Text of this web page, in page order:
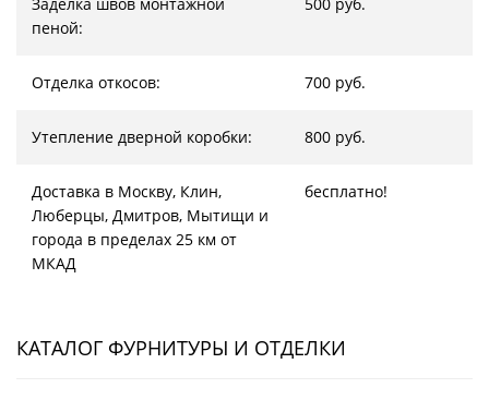
пеной:
Отделка откосов: 700 руб.
Утепление дверной коробки: 800 руб.
Доставка в Москву, Клин,
Люберцы, Дмитров, Мытищи и
города в пределах 25 км от
МКАД
бесплатно!
КАТАЛОГ ФУРНИТУРЫ И ОТДЕЛКИ